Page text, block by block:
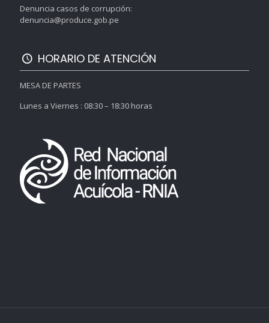
Denuncia casos de corrupción:
denuncia@produce.gob.pe
HORARIO DE ATENCIÓN
MESA DE PARTES
Lunes a Viernes : 08:30 – 18:30 horas